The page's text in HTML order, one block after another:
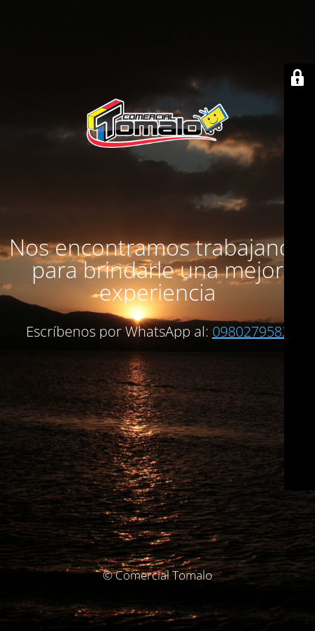
Nos encontramos trabajando
para brindarle una mejor
experiencia
Escríbenos por WhatsApp al: 0980279582
© Comercial Tomalo